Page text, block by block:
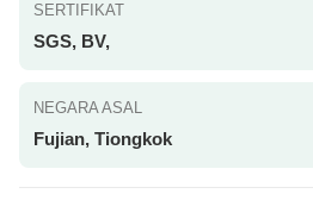
SERTIFIKAT
SGS, BV,
NEGARA ASAL
Fujian, Tiongkok